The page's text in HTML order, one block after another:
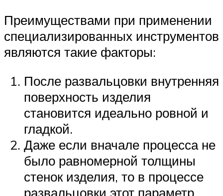
Преимуществами при применении
специализированных инструментов
являются такие факторы:
После развальцовки внутренняя
поверхность изделия
становится идеально ровной и
гладкой.
Даже если вначале процесса не
было равномерной толщины
стенок изделия, то в процессе
развальцовки этот параметр